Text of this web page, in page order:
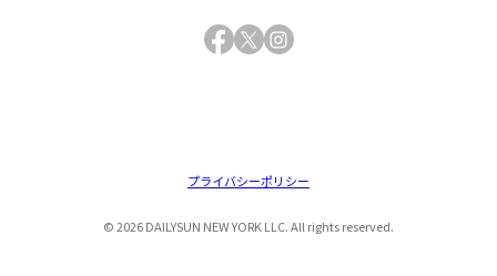
Facebook
X Instagram
© 2026 DAILYSUN NEW YORK LLC. All rights reserved.
プライバシーポリシー